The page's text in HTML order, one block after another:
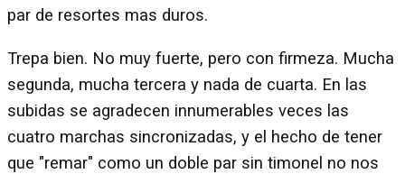
par de resortes mas duros.
Trepa bien. No muy fuerte, pero con firmeza. Mucha
segunda, mucha tercera y nada de cuarta. En las
subidas se agradecen innumerables veces las
cuatro marchas sincronizadas, y el hecho de tener
que "remar" como un doble par sin timonel no nos